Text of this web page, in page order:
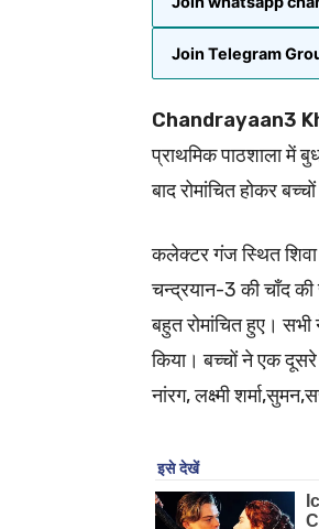
Join Telegram
Chandrayaan3
प्राथमिक पाठशाला में
बाद रोमांचित होकर
कलेक्टर गंज स्थित शिवा
चन्द्रयान-3 की चाँद
बहुत रोमांचित हुए।
किया। बच्चों ने एक दूसरे
नांरग, लक्ष्मी